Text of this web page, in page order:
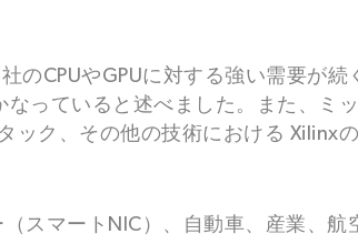
のCPUやGPUに対する強い需要が
っていると述べました。また、ミ
ック、その他の技術における Xilinx
スマートNIC）、自動車、産業、